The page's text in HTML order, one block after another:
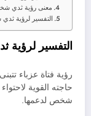
معنى رؤية ثدي
التفسير لرؤية
التفسير
رؤية فتاة عزباء
حاجته القوية
شخص لدعمها.